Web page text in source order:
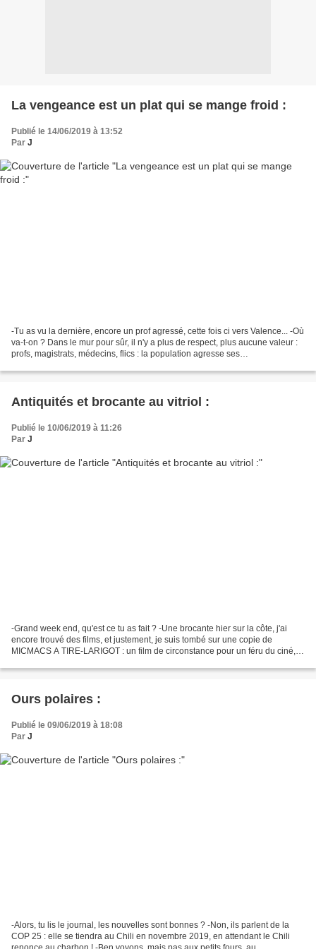
La vengeance est un plat qui se mange froid :
Publié le 14/06/2019 à 13:52
Par J
-Tu as vu la dernière, encore un prof agressé, cette fois ci vers Valence... -Où
va-t-on ? Dans le mur pour sûr, il n'y a plus de respect, plus aucune valeur :
profs, magistrats, médecins, flics : la population agresse ses
Antiquités et brocante au vitriol :
Publié le 10/06/2019 à 11:26
Par J
-Grand week end, qu'est ce tu as fait ? -Une brocante hier sur la côte, j'ai
encore trouvé des films, et justement, je suis tombé sur une copie de
MICMACS A TIRE-LARIGOT : un film de circonstance pour un féru du ciné,
Ours polaires :
Publié le 09/06/2019 à 18:08
Par J
-Alors, tu lis le journal, les nouvelles sont bonnes ? -Non, ils parlent de la
COP 25 : elle se tiendra au Chili en novembre 2019, en attendant le Chili